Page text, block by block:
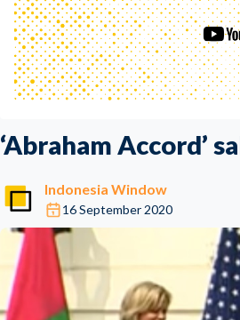
‘Abraham Accord’
Indonesia Window
16 September 2020